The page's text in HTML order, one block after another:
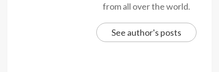
from all over the world.
See author's posts